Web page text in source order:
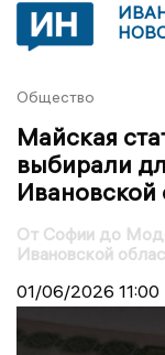
Общество
Майская
выбирали
Ивановской
От Софии до
Ивановской
01/06/2026 11:00